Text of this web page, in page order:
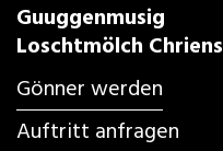
Guuggenmusig
Loschtmölch Chriens
Gönner werden
Auftritt anfragen